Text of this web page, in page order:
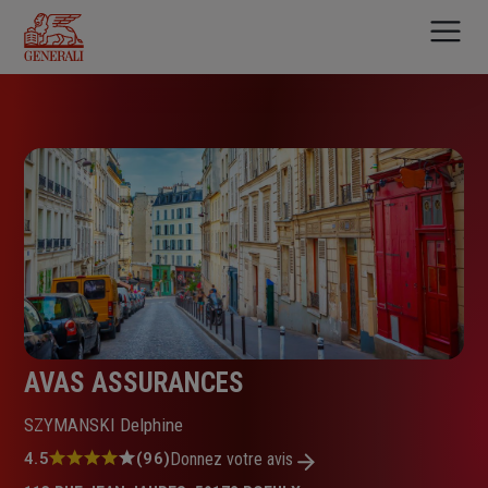
contenu
principal
AVAS ASSURANCES
SZYMANSKI Delphine
Note
4.5 (96)Donnez votre avis